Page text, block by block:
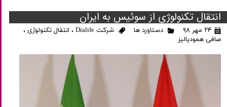
انتقال تکنولوژی از سوئیس به ایران
۲۴ مهر ۹۸ دستاورد ها شرکت Dialife ، انتقال تکنولوژی ،
صافی همودیالیز